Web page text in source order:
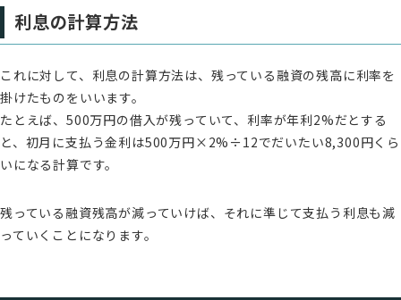
利息の計算方法
これに対して、利息の計算方法は、残っている融資の残高に利率を
掛けたものをいいます。
たとえば、500万円の借入が残っていて、利率が年利2%だとする
と、初月に支払う金利は500万円×2%÷12でだいたい8,300円くら
いになる計算です。
残っている融資残高が減っていけば、それに準じて支払う利息も減
っていくことになります。